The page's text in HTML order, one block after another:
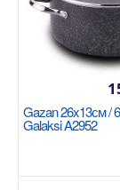
Gazan
Proline
Размер:
Gazan 26x13см /
Galaksi A2952